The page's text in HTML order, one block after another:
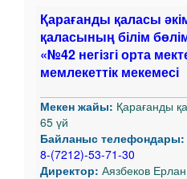
Қарағанды қаласы
қаласының білім
«№42 негізгі орта
мемлекеттік мекемесі
Мекен жайы: Қарағанды
65 үй
Байланыс телефондары:
8-(7212)-53-71-30
Директор: Аязбеков